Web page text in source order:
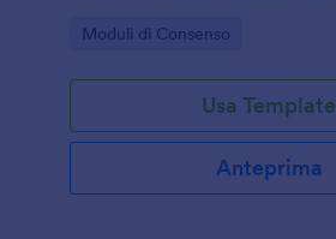
pronto all’uso.
Go to Category:
Moduli di Consenso
Usa Template
Anteprima